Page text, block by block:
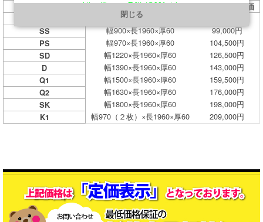
サイズ 寸法
マットレス定価
幅815×長1960×厚60
SS 幅900×長1960×厚60 99,000円
PS 幅970×長1960×厚60 104,500円
SD 幅1220×長1960×厚60 126,500円
D 幅1390×長1960×厚60 143,000円
Q1 幅1500×長1960×厚60 159,500円
Q2 幅1630×長1960×厚60 176,000円
SK 幅1800×長1960×厚60 198,000円
K1 幅970（２枚）×長1960×厚60 209,000円
https://line.me/R/ti/p/@901ptzjz
閉じる